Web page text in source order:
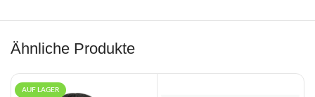
Ähnliche Produkte
AUF LAGER